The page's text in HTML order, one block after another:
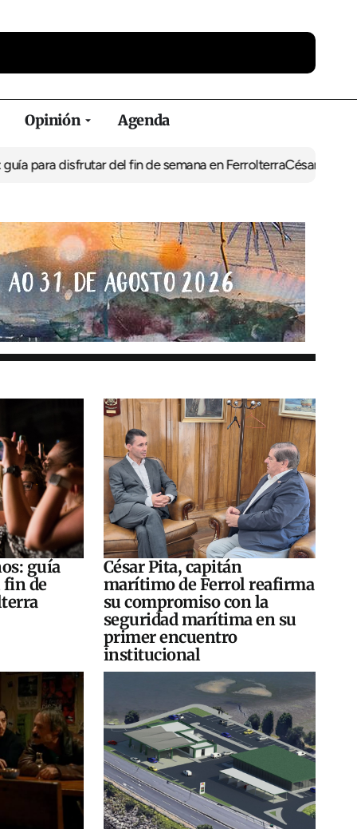
Opinión Agenda
del fin de semana en FerrolterraCésar Pita, capitán
guía
fin de
César Pita, capitán
marítimo de Ferrol reafirma
su compromiso con la
seguridad marítima en su
primer encuentro
institucional